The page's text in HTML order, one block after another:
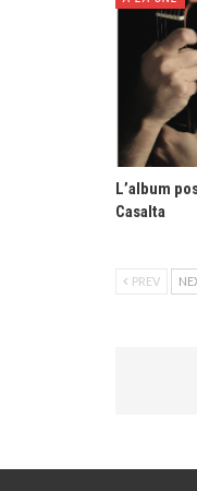
L’album
Casalta
PREV